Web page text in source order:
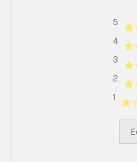
5
4
3
2
1